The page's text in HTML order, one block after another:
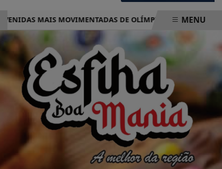
MAIS MOVIMENTADAS DE OLÍMPIA COMPLETO –MENU